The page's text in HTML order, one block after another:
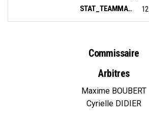
STAT_TEAMMATCH_BASKETBALL_sBiggestScoringRun_NAME:
12
Commissaire
Arbitres
Maxime BOUBERT
Cyrielle DIDIER